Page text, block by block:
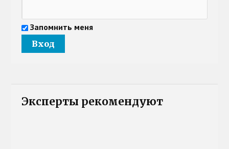
Запомнить меня
Эксперты рекомендуют